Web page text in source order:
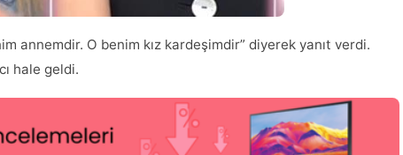
annemdir. O benim kız kardeşimdir” diyerek yanıt verdi.
hale geldi.